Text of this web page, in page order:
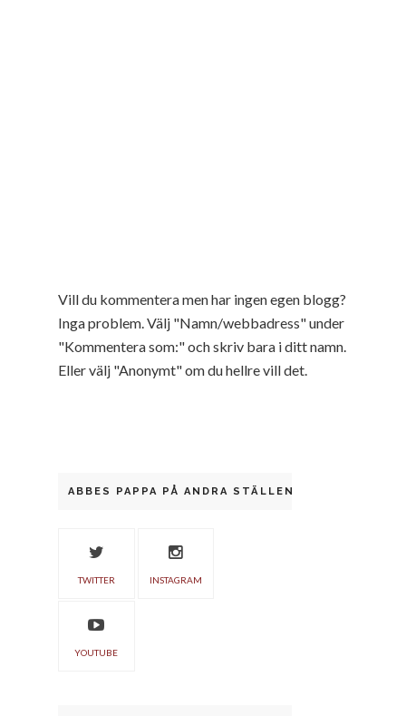
Vill du kommentera men har ingen egen blogg?
Inga problem. Välj "Namn/webbadress" under
"Kommentera som:" och skriv bara i ditt namn.
Eller välj "Anonymt" om du hellre vill det.
ABBES PAPPA PÅ ANDRA STÄLLEN
TWITTER INSTAGRAM
YOUTUBE